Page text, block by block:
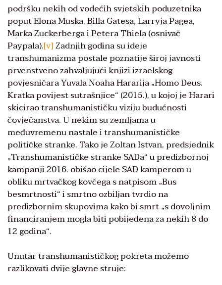
podršku nekih od vodećih svjetskih poduzetnika
poput Elona Muska, Billa Gatesa, Larryja Pagea,
Marka Zuckerberga i Petera Thiela (osnivač
Paypala).[v]Zadnjih godina su ideje
transhumanizma postale poznatije široj javnosti
prvenstveno zahvaljujući knjizi izraelskog
povjesničara Yuvala Noaha Hararija „Homo Deus.
Kratka povijest sutrašnjice“ (2015.), u kojoj je Harari
skicirao transhumanističku viziju budućnosti
čovječanstva. U nekim su zemljama u
međuvremenu nastale i transhumanističke
političke stranke. Tako je Zoltan Istvan, predsjednik
„Transhumanističke stranke SADa“ u predizbornoj
kampanji 2016. obišao cijele SAD kamperom u
obliku mrtvačkog kovčega s natpisom „Bus
besmrtnosti“ i smrtno ozbiljan tvrdio na
predizbornim skupovima kako bi smrt „s dovoljnim
financiranjem mogla biti pobijeđena za nekih 8 do
12 godina“.
Unutar transhumanističkog pokreta možemo
razlikovati dvije glavne struje: